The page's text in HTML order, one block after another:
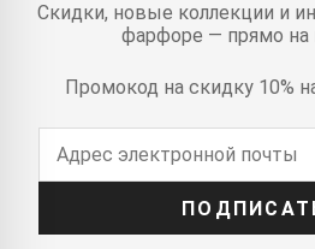
Скидки, новые коллекции и
фарфоре — прямо на
Промокод на скидку 10%